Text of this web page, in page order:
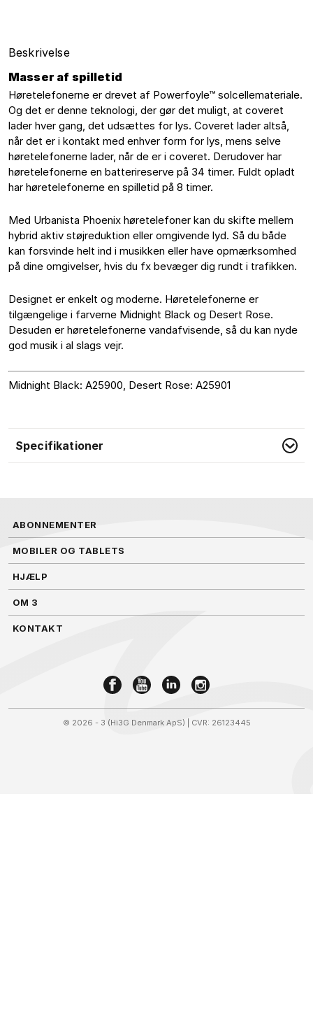
Beskrivelse
Masser af spilletid
Høretelefonerne er drevet af Powerfoyle™ solcellemateriale.
Og det er denne teknologi, der gør det muligt, at coveret
lader hver gang, det udsættes for lys. Coveret lader altså,
når det er i kontakt med enhver form for lys, mens selve
høretelefonerne lader, når de er i coveret. Derudover har
høretelefonerne en batterireserve på 34 timer. Fuldt opladt
har høretelefonerne en spilletid på 8 timer.
Med Urbanista Phoenix høretelefoner kan du skifte mellem
hybrid aktiv støjreduktion eller omgivende lyd. Så du både
kan forsvinde helt ind i musikken eller have opmærksomhed
på dine omgivelser, hvis du fx bevæger dig rundt i trafikken.
Designet er enkelt og moderne. Høretelefonerne er
tilgængelige i farverne Midnight Black og Desert Rose.
Desuden er høretelefonerne vandafvisende, så du kan nyde
god musik i al slags vejr.
Midnight Black: A25900, Desert Rose: A25901
Specifikationer
ABONNEMENTER
MOBILER OG TABLETS
HJÆLP
OM 3
KONTAKT
© 2026 - 3 (Hi3G Denmark ApS) | CVR: 26123445